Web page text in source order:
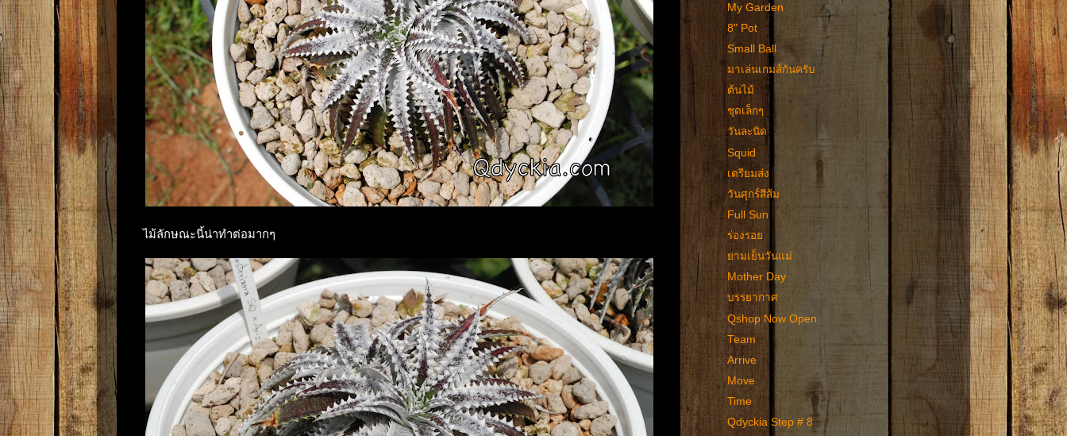
ไม้ลักษณะนี้น่าทำต่อมากๆ
My Garden
8" Pot
Small Ball
มาเล่นเกมส์กันครับ
ต้นไม้
ชุดเล็กๆ
วันละนิด
Squid
เตรียมส่ง
วันศุกร์สีส้ม
Full Sun
ร่องรอย
ยามเย็นวันแม่
Mother Day
บรรยากาศ
Qshop Now Open
Team
Arrive
Move
Time
Qdyckia Step # 8